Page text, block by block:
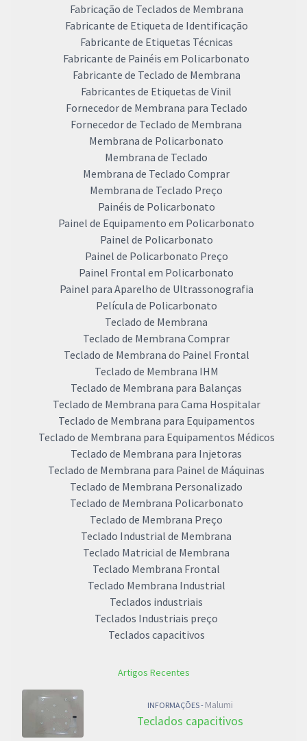
Fabricação de Teclados de Membrana
Fabricante de Etiqueta de Identificação
Fabricante de Etiquetas Técnicas
Fabricante de Painéis em Policarbonato
Fabricante de Teclado de Membrana
Fabricantes de Etiquetas de Vinil
Fornecedor de Membrana para Teclado
Fornecedor de Teclado de Membrana
Membrana de Policarbonato
Membrana de Teclado
Membrana de Teclado Comprar
Membrana de Teclado Preço
Painéis de Policarbonato
Painel de Equipamento em Policarbonato
Painel de Policarbonato
Painel de Policarbonato Preço
Painel Frontal em Policarbonato
Painel para Aparelho de Ultrassonografia
Película de Policarbonato
Teclado de Membrana
Teclado de Membrana Comprar
Teclado de Membrana do Painel Frontal
Teclado de Membrana IHM
Teclado de Membrana para Balanças
Teclado de Membrana para Cama Hospitalar
Teclado de Membrana para Equipamentos
Teclado de Membrana para Equipamentos Médicos
Teclado de Membrana para Injetoras
Teclado de Membrana para Painel de Máquinas
Teclado de Membrana Personalizado
Teclado de Membrana Policarbonato
Teclado de Membrana Preço
Teclado Industrial de Membrana
Teclado Matricial de Membrana
Teclado Membrana Frontal
Teclado Membrana Industrial
Teclados industriais
Teclados Industriais preço
Teclados capacitivos
Artigos Recentes
INFORMAÇÕES - Malumi
Teclados capacitivos